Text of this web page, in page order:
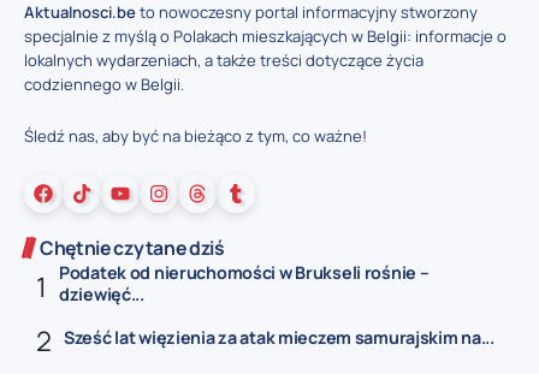
Aktualnosci.beto nowoczesny portal informacyjny stworzony
specjalnie z myślą o Polakach mieszkających w Belgii: informacje o
lokalnych wydarzeniach, a także treści dotyczące życia
codziennego w Belgii.
Śledź nas, aby być na bieżąco z tym, co ważne!
Chętnie czytane dziś
Podatek od nieruchomości w Brukseli rośnie –
dziewięć...
Sześć lat więzienia za atak mieczem samurajskim na...